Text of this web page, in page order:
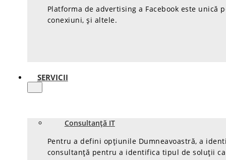
Platforma de advertising a Facebook este
conexiuni, și altele.
SERVICII
Consultanță IT
Pentru a defini opțiunile Dumneavoastră, a
consultanță pentru a identifica tipul de soluții